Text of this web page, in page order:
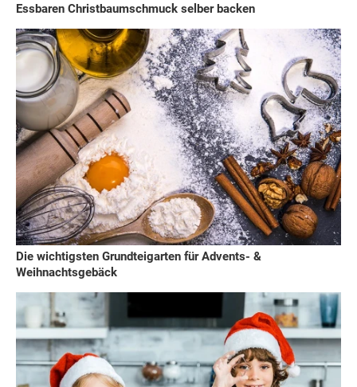
Essbaren Christbaumschmuck selber backen
Die wichtigsten Grundteigarten für Advents- &
Weihnachtsgebäck